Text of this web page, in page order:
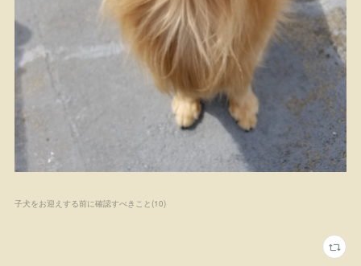
子犬をお迎えする前に確認すべきこと (10)